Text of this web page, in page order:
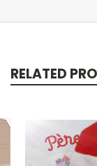
RELATED